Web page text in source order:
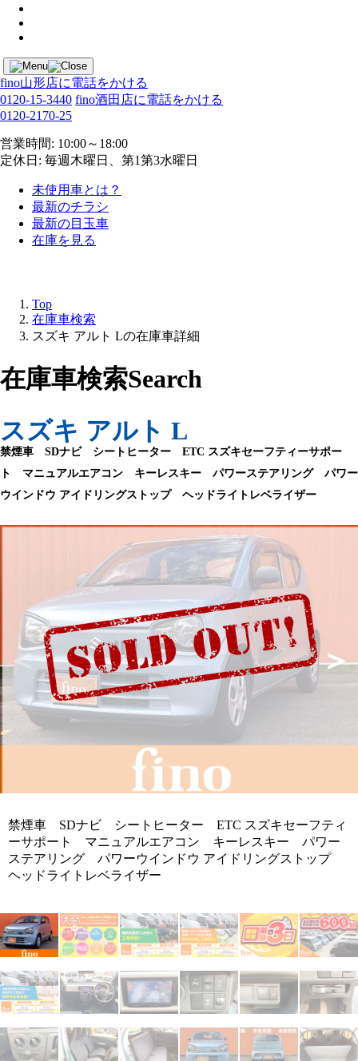
fino山形店に電話をかける
0120-15-3440 fino酒田店に電話をかける
0120-2170-25
営業時間: 10:00～18:00
定休日: 毎週木曜日、第1第3水曜日
未使用車とは？
最新のチラシ
最新の目玉車
在庫を見る
Top
在庫車検索
スズキ アルト Lの在庫車詳細
在庫車検索Search
スズキ アルト L
禁煙車 SDナビ シートヒーター ETC スズキセーフティーサポー
ト マニュアルエアコン キーレスキー パワーステアリング パワー
ウインドウ アイドリングストップ ヘッドライトレベライザー
＜ ＞
禁煙車 SDナビ シートヒーター ETC スズキセーフティ
ーサポート マニュアルエアコン キーレスキー パワー
ステアリング パワーウインドウ アイドリングストップ
ヘッドライトレベライザー